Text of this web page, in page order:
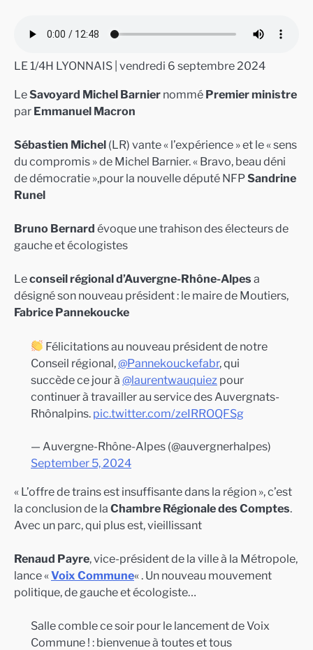
LE 1/4H LYONNAIS | vendredi 6 septembre 2024
LeSavoyard Michel Barnier nommé Premier ministre
par Emmanuel Macron
Sébastien Michel (LR) vante « l’expérience » et le « sens
du compromis » de Michel Barnier. « Bravo, beau déni
de démocratie »,pour la nouvelle député NFPSandrine
Runel
Bruno Bernard évoque une trahison des électeurs de
gauche et écologistes
Leconseil régional d’Auvergne-Rhône-Alpes a
désigné son nouveau président : le maire de Moutiers,
Fabrice Pannekoucke
Félicitations au nouveau président de notre
Conseil régional,@Pannekouckefabr, qui
succède ce jour à @laurentwauquiez pour
continuer à travailler au service des Auvergnats-
Rhônalpins. pic.twitter.com/zeIRROQFSg
— Auvergne-Rhône-Alpes (@auvergnerhalpes)
September 5, 2024
« L’offre de trains est insuffisante dans la région », c’est
la conclusion de la Chambre Régionale des Comptes.
Avec un parc, qui plus est, vieillissant
Renaud Payre, vice-président de la ville à la Métropole,
lance «Voix Commune« . Un nouveau mouvement
politique, de gauche et écologiste…
Salle comble ce soir pour le lancement de Voix
Commune ! : bienvenue à toutes et tous